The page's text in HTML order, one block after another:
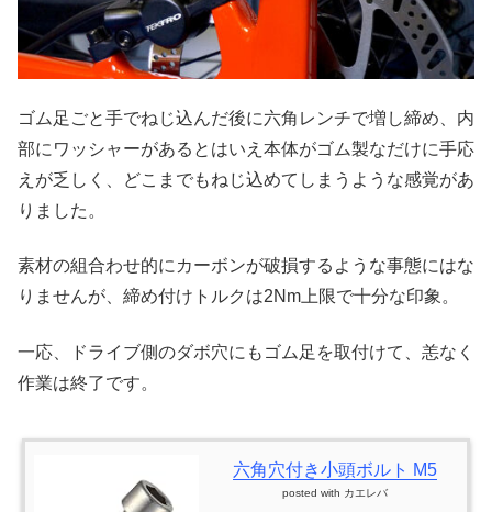
ゴム足ごと手でねじ込んだ後に六角レンチで増し締め、内
部にワッシャーがあるとはいえ本体がゴム製なだけに手応
えが乏しく、どこまでもねじ込めてしまうような感覚があ
りました。
素材の組合わせ的にカーボンが破損するような事態にはな
りませんが、締め付けトルクは2Nm上限で十分な印象。
一応、ドライブ側のダボ穴にもゴム足を取付けて、恙なく
作業は終了です。
六角穴付き小頭ボルト M5
posted with カエレバ